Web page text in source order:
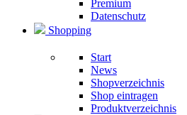
Premium
Datenschutz
Shopping
Start
News
Shopverzeichnis
Shop eintragen
Produktverzeichnis